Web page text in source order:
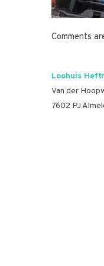
Comments
Loohuis
Van der
7602 PJ